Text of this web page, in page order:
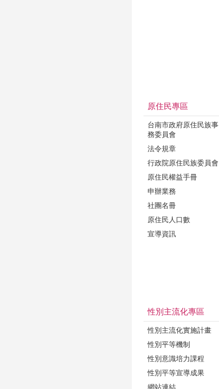
原住民專區
台南市政府原住民族事
務委員會
法令規章
行政院原住民族委員會
原住民權益手冊
申辦業務
社團名冊
原住民人口數
宣導資訊
性別主流化專區
性別主流化實施計畫
性別平等機制
性別意識培力課程
性別平等宣導成果
網站連結